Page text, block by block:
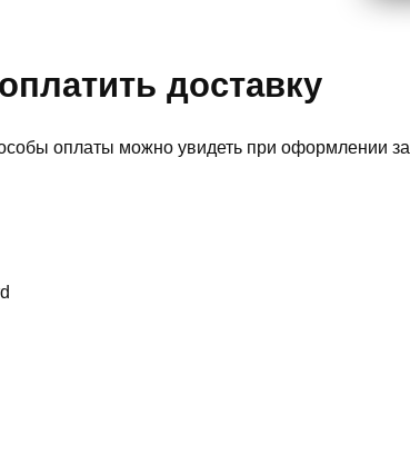
доставку
оплаты можно увидеть при оформлении